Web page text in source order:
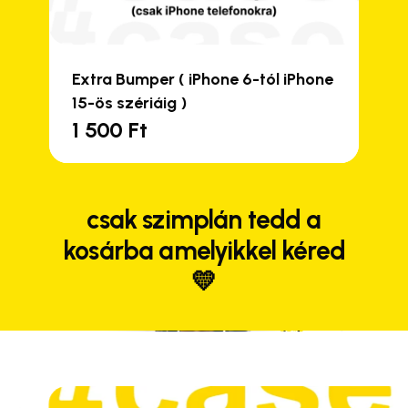
Extra Bumper ( iPhone 6-tól iPhone
15-ös szériáig )
1 500 Ft
csak szimplán tedd a
kosárba amelyikkel kéred
💛